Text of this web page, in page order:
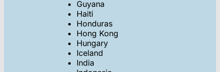
Guyana
Haiti
Honduras
Hong Kong
Hungary
Iceland
India